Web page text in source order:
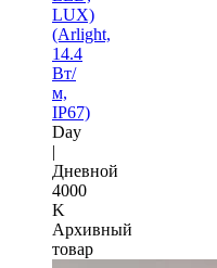
LUX)
(Arlight,
14.4
Вт/
м,
IP67)
Day
|
Дневной
4000
K
Архивный
товар